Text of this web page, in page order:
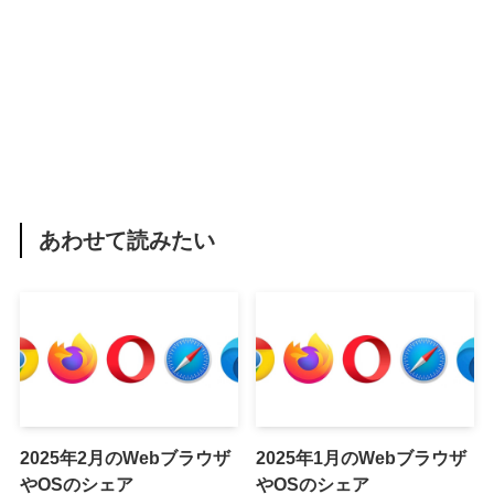
あわせて読みたい
2025年2月のWebブラウザ
やOSのシェア
2025年1月のWebブラウザ
やOSのシェア